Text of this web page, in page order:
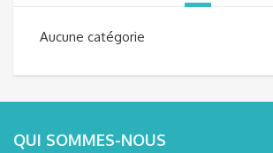
Aucune catégorie
QUI SOMMES-NOUS